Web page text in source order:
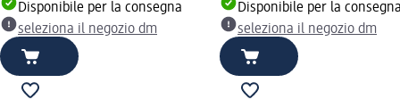
Disponibile per la consegna
seleziona il negozio dm
Disponibile per la
seleziona il negozio dm